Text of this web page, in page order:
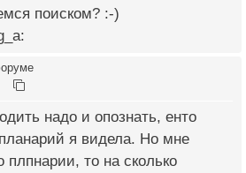
поиском? :-)
надо и опознать, енто
я видела. Но мне
плпнарии, то на сколько